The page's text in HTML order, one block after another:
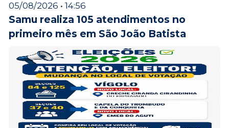
05/08/2026 • 14:56
Samu realiza 105 atendimentos no
primeiro mês em São João Batista